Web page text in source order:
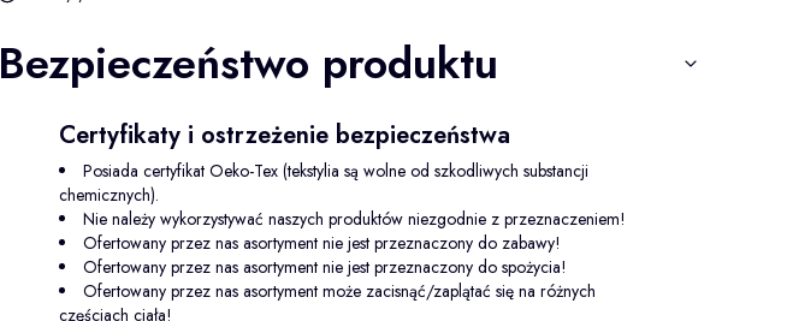
Bezpieczeństwo produktu
Certyfikaty i ostrzeżenie bezpieczeństwa
Posiada certyfikat Oeko-Tex (tekstylia są wolne od szkodliwych substancji
chemicznych).
Nie należy wykorzystywać naszych produktów niezgodnie z przeznaczeniem!
Ofertowany przez nas asortyment nie jest przeznaczony do zabawy!
Ofertowany przez nas asortyment nie jest przeznaczony do spożycia!
Ofertowany przez nas asortyment może zacisnąć/zaplątać się na różnych
częściach ciała!